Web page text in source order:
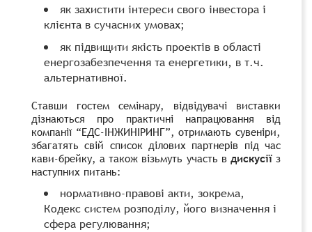
як захистити інтереси свого інвестора і
клієнта в сучасних умовах;
як підвищити якість проектів в області
енергозабезпечення та енергетики, в т.ч.
альтернативної.
Ставши гостем семінару, відвідувачі виставки
дізнаються про практичні напрацювання від
компанії “ЕДС-ІНЖИНІРИНГ”, отримають сувеніри,
збагатять свій список ділових партнерів під час
кави-брейку, а також візьмуть участь в дискусіїз
наступних питань:
нормативно-правові акти, зокрема,
Кодекс систем розподілу, його визначення і
сфера регулювання;